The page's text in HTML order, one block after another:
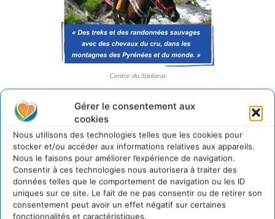
Gérer le consentement aux
cookies
Nous utilisons des technologies telles que les cookies pour
stocker et/ou accéder aux informations relatives aux appareils.
Nous le faisons pour améliorer l’expérience de navigation.
Consentir à ces technologies nous autorisera à traiter des
données telles que le comportement de navigation ou les ID
uniques sur ce site. Le fait de ne pas consentir ou de retirer son
consentement peut avoir un effet négatif sur certaines
fonctionnalités et caractéristiques.
Centre du Soularac
Centre du Soularac – Cheval en Pyrénées
: Cette petite
structure indépendante élève 70 chevaux, issus de races
locales, sur 100 hectares. Ils sont au cœur d’une offre
basée sur l’éco-mobilité en pleine nature. Les visiteurs
adultes ont le choix entre des séjours sur site, des
itinérances à cheval ou des parcours à pied, avec animaux
de bât pour le portage du matériel, dans les Pyrénées et
quelques montagnes du bassin méditerranéen. Les